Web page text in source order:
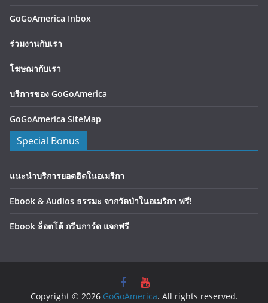
GoGoAmerica Inbox
ร่วมงานกับเรา
โฆษณากับเรา
บริการของ GoGoAmerica
GoGoAmerica SiteMap
Special Bonus
แนะนำบริการยอดฮิตในอเมริกา
Ebook & Audios ธรรมะ จากวัดป่าในอเมริกา ฟรี!
Ebook ล็อตโต้ กรีนการ์ด แจกฟรี
Copyright © 2026 GoGoAmerica. All rights reserved.